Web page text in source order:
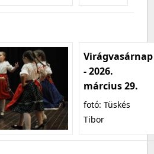
Virágvasárnap
- 2026.
március 29.
fotó: Tüskés
Tibor